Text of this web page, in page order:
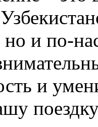
и по-
и